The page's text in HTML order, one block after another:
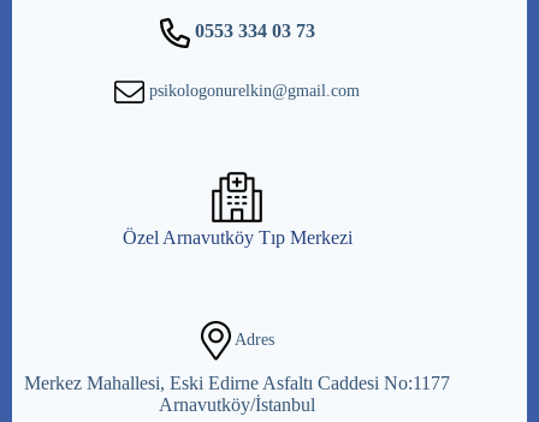
0553 334 03 73
psikologonurelkin@gmail.com
Özel Arnavutköy Tıp Merkezi
Adres
Merkez Mahallesi, Eski Edirne Asfaltı Caddesi No:1177
Arnavutköy/İstanbul